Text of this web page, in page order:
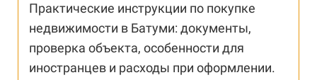
Практические инструкции по покупке
недвижимости в Батуми: документы,
проверка объекта, особенности для
иностранцев и расходы при оформлении.